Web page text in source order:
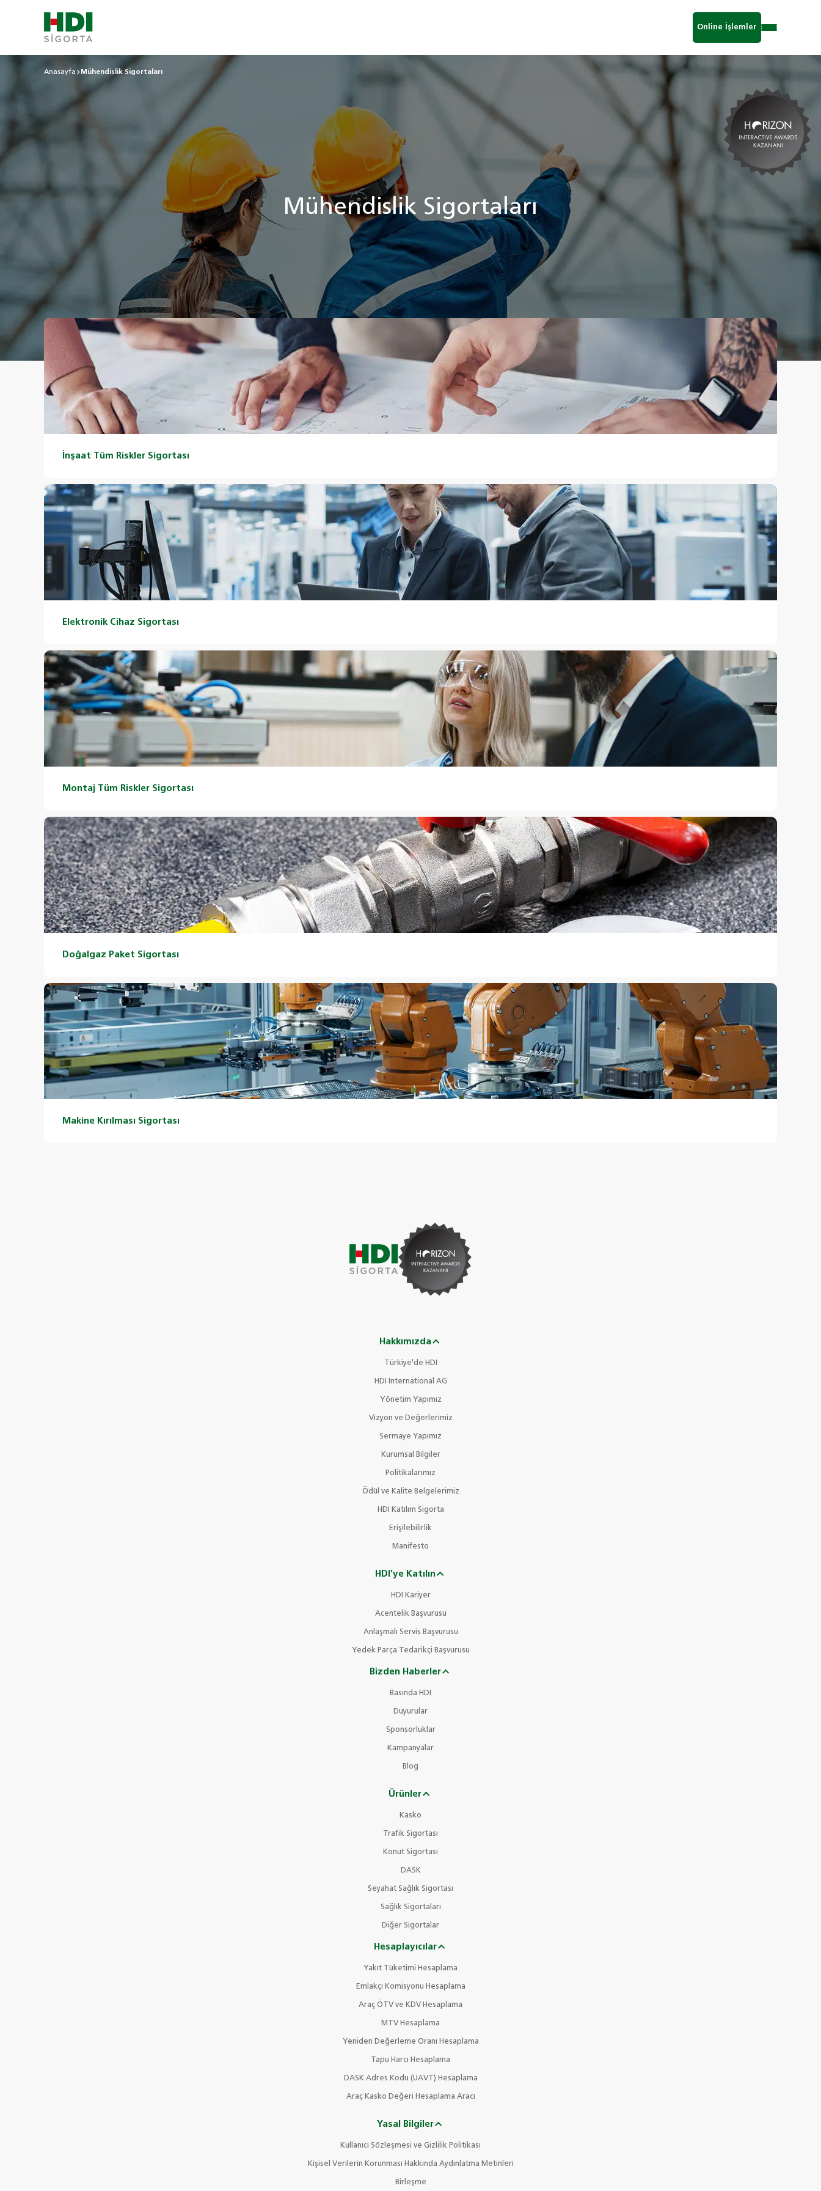
Online İşlemler
Anasayfa Mühendislik Sigortaları
Mühendislik Sigortaları
İnşaat Tüm Riskler Sigortası
Elektronik Cihaz Sigortası
Montaj Tüm Riskler Sigortası
Doğalgaz Paket Sigortası
Makine Kırılması Sigortası
Hakkımızda
Türkiye'de HDI
HDI International AG
Yönetim Yapımız
Vizyon ve Değerlerimiz
Sermaye Yapımız
Kurumsal Bilgiler
Politikalarımız
Ödül ve Kalite Belgelerimiz
HDI Katılım Sigorta
Erişilebilirlik
Manifesto
HDI'ye Katılın
HDI Kariyer
Acentelik Başvurusu
Anlaşmalı Servis Başvurusu
Yedek Parça Tedarikçi Başvurusu
Bizden Haberler
Basında HDI
Duyurular
Sponsorluklar
Kampanyalar
Blog
Ürünler
Kasko
Trafik Sigortası
Konut Sigortası
DASK
Seyahat Sağlık Sigortası
Sağlık Sigortaları
Diğer Sigortalar
Hesaplayıcılar
Yakıt Tüketimi Hesaplama
Emlakçı Komisyonu Hesaplama
Araç ÖTV ve KDV Hesaplama
MTV Hesaplama
Yeniden Değerleme Oranı Hesaplama
Tapu Harcı Hesaplama
DASK Adres Kodu (UAVT) Hesaplama
Araç Kasko Değeri Hesaplama Aracı
Yasal Bilgiler
Kullanıcı Sözleşmesi ve Gizlilik Politikası
Kişisel Verilerin Korunması Hakkında Aydınlatma Metinleri
Birleşme